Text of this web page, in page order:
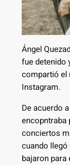
Ángel
fue detenido
compartió el
Instagram.
De acuerdo
encopntraba
conciertos
cuando
bajaron para